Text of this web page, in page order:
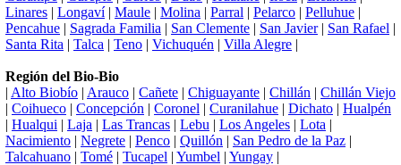
Linares | Longaví| Maule | Molina | Parral | Pelarco | Pelluhue |
Pencahue | Sagrada Familia | San Clemente | San Javier| San Rafael |
Santa Rita | Talca | Teno | Vichuquén | Villa Alegre |
Región del Bio-Bio
| Alto Biobío | Arauco | Cañete | Chiguayante | Chillán | Chillán Viejo
| Coihueco | Concepción | Coronel | Curanilahue | Dichato | Hualpén
| Hualqui | Laja | Las Trancas | Lebu | Los Angeles | Lota |
Nacimiento | Negrete | Penco | Quillón | San Pedro de la Paz |
Talcahuano | Tomé | Tucapel | Yumbel | Yungay |